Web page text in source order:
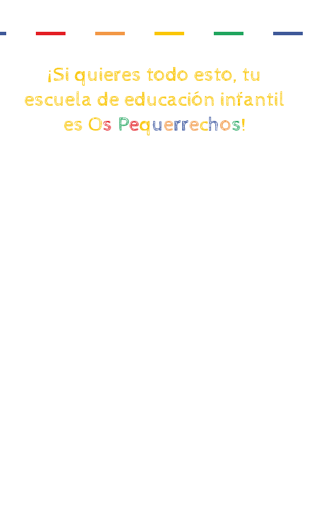
¡Si quieres todo esto, tu
escuela de educación infantil
es Os Pequerrechos!